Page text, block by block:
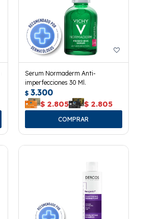
Serum Normaderm Anti-
imperfecciones 30 Ml.
$ 3.300
$ 2.805 $ 2.805